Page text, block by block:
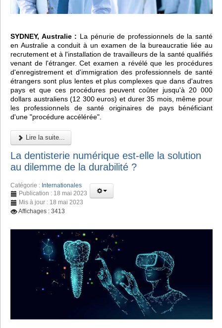
SYDNEY, Australie : La pénurie de professionnels de la santé
en Australie a conduit à un examen de la bureaucratie liée au
recrutement et à l'installation de travailleurs de la santé qualifiés
venant de l'étranger. Cet examen a révélé que les procédures
d'enregistrement et d'immigration des professionnels de santé
étrangers sont plus lentes et plus complexes que dans d'autres
pays et que ces procédures peuvent coûter jusqu'à 20 000
dollars australiens (12 300 euros) et durer 35 mois, même pour
les professionnels de santé originaires de pays bénéficiant
d'une "procédure accélérée".
Lire la suite...
La dentisterie numérique est-elle la solution
au dilemme de la durabilité ?
Catégorie : Internationales
Publication : 18 mai 2023
Mis à jour : 18 mai 2023
Affichages : 3413